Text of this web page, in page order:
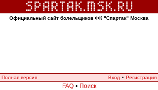
Официальный сайт болельщиков ФК "Спартак" Москва
Полная версия Вход • Регистрация
FAQ • Поиск